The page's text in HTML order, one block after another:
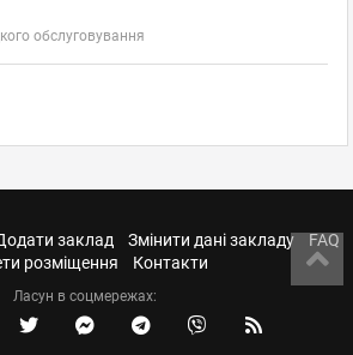
обслуговування
заклад Змінити дані закладу
FAQ
розміщення
Контакти
Ласун в соцмережах: